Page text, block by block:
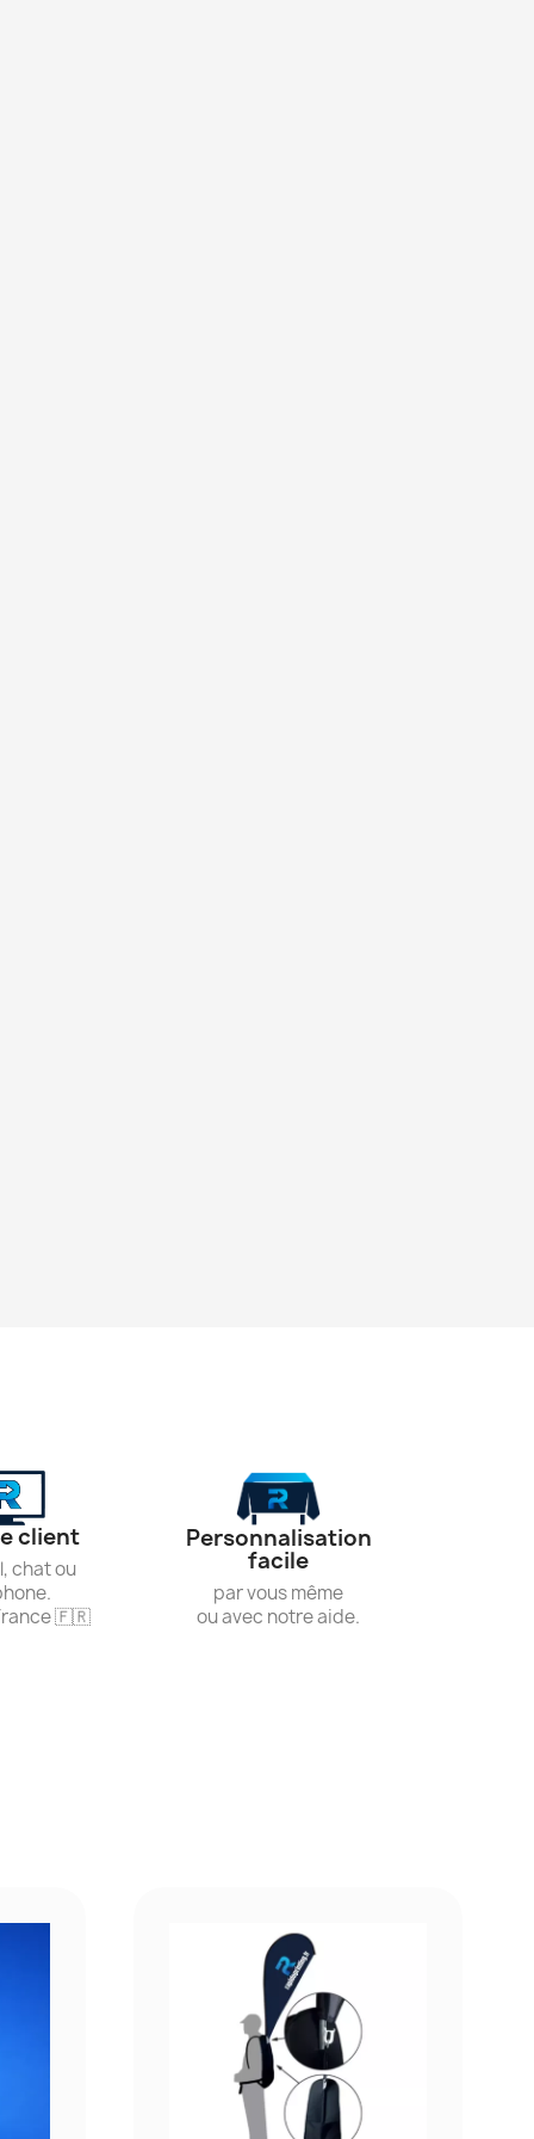
client
chat ou
🇫🇷
Personnalisation
facile
par vous même
ou avec notre aide.